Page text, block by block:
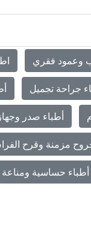
وعمود فقري
جراحة تجميل
أطباء صدر
مزمنة وقرح
أطباء حساسية ومناعة